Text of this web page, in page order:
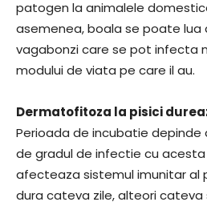
patogen la animalele
asemenea, boala se poate lua
vagabonzi care se pot infecta
modului de viata pe care il au.
Dermatofitoza la pisici
Perioada de incubatie
de gradul de infectie cu
afecteaza sistemul imunitar al
dura cateva zile, alteori cateva